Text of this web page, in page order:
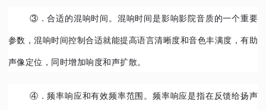
③．合适的混响时间。混响时间是影响影院音质的一个重要
参数，混响时间控制合适就能提高语言清晰度和音色丰满度，有助
声像定位，同时增加响度和声扩散。
④．频率响应和有效频率范围。频率响应是指在反馈给扬声